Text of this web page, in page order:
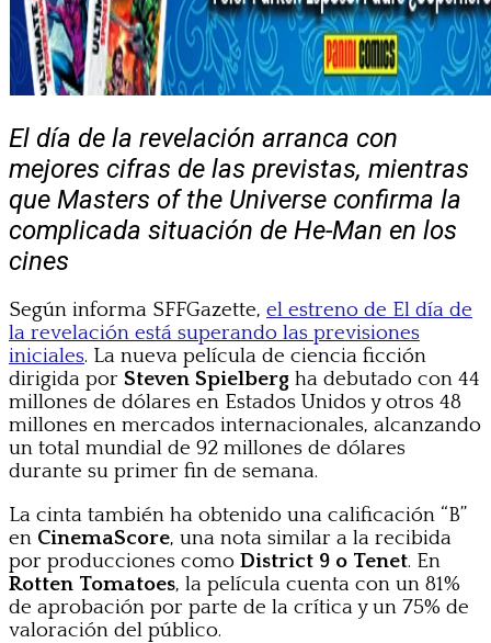
El día de la revelación arranca con
mejores cifras de las previstas, mientras
que Masters of the Universe confirma la
complicada situación de He-Man en los
cines
Según informa SFFGazette, el estreno de El día de
la revelación está superando las previsiones
iniciales. La nueva película de ciencia ficción
dirigida por Steven Spielberg ha debutado con 44
millones de dólares en Estados Unidos y otros 48
millones en mercados internacionales, alcanzando
un total mundial de 92 millones de dólares
durante su primer fin de semana.
La cinta también ha obtenido una calificación “B”
en CinemaScore, una nota similar a la recibida
por producciones como District 9 o Tenet. En
Rotten Tomatoes, la película cuenta con un 81%
de aprobación por parte de la crítica y un 75% de
valoración del público.